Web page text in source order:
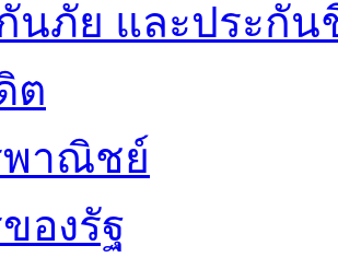
นภัย และประกัน
ต
พาณิชย์
องรัฐ